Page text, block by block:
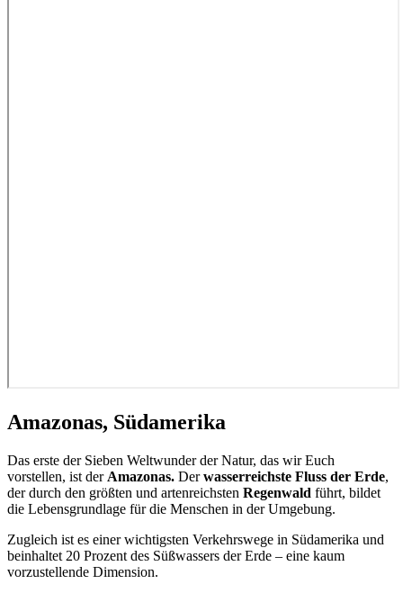
Amazonas, Südamerika
Das erste der Sieben Weltwunder der Natur, das wir Euch
vorstellen, ist der Amazonas. Derwasserreichste Fluss der Erde,
der durch den größten und artenreichsten Regenwald führt, bildet
die Lebensgrundlage für die Menschen in der Umgebung.
Zugleich ist es einer wichtigsten Verkehrswege in Südamerika und
beinhaltet 20 Prozent des Süßwassers der Erde – eine kaum
vorzustellende Dimension.